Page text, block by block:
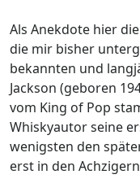
Als Anekdote hier
die mir bisher
bekannten und
Jackson (geboren
vom King of Pop
Whiskyautor seine
wenigsten den
erst in den